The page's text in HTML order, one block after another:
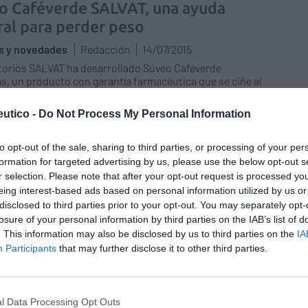
- Do Not Process My Personal Information
opt-out of the sale, sharing to third parties, or processing of your
for targeted advertising by us, please use the below opt-out
selection. Please note that after your opt-out request is processed
interest-based ads based on personal information utilized by us
to third parties prior to your opt-out. You may separately
of your personal information by third parties on the IAB’s list of
This information may also be disclosed by us to third parties on the
Participants that may further disclose it to other third parties.
Data Processing Opt Outs
Caféverde SALVAT, una ayuda
para perder peso
y novedades Redacción
14/07/2015
SALVAT ha desarrollado Súveo Caféverde
un producto con garantía farmacéutica que se ciñe al
extracto de café verde, que demuestran la eficacia de
rico en ácido clorogénico como ayuda para
saludable para la prevención del
13/07/2015
de los ácidos grasos omega-3 en
etapas de la vida en